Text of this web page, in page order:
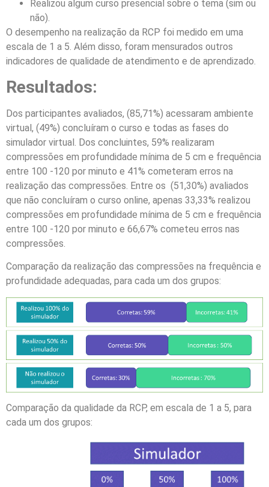
Realizou algum curso presencial sobre o tema (sim ou
não).
O desempenho na realização da RCP foi medido em uma
escala de 1 a 5. Além disso, foram mensurados outros
indicadores de qualidade de atendimento e de aprendizado.
Resultados:
Dos participantes avaliados, (85,71%) acessaram ambiente
virtual, (49%) concluíram o curso e todas as fases do
simulador virtual. Dos concluintes, 59% realizaram
compressões em profundidade mínima de 5 cm e frequência
entre 100 -120 por minuto e 41% cometeram erros na
realização das compressões. Entre os (51,30%) avaliados
que não concluíram o curso online, apenas 33,33% realizou
compressões em profundidade mínima de 5 cm e frequência
entre 100 -120 por minuto e 66,67% cometeu erros nas
compressões.
Comparação da realização das compressões na frequência e
profundidade adequadas, para cada um dos grupos:
Comparação da qualidade da RCP, em escala de 1 a 5, para
cada um dos grupos: